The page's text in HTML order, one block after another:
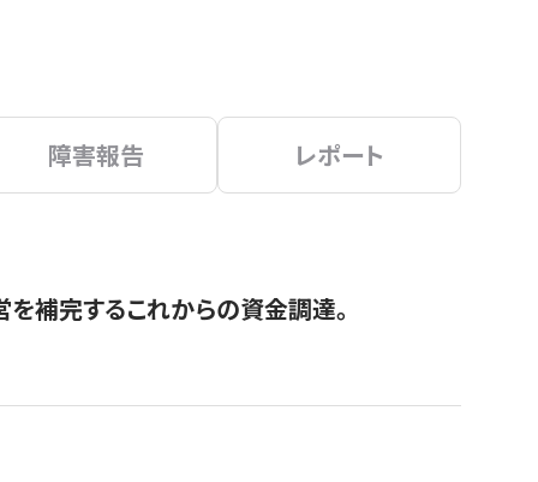
障害報告 レポート
補完するこれからの資金調達。